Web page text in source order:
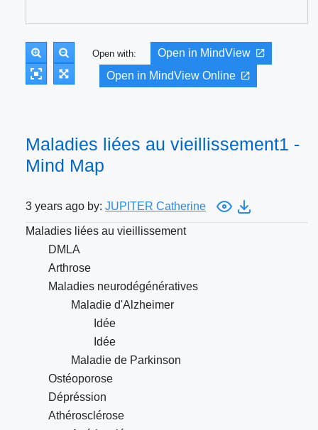
Open with:
Open in MindView
Open in MindView Online
Maladies liées au vieillissement1 -
Mind Map
3 years ago by: JUPITER Catherine
Maladies liées au vieillissement
DMLA
Arthrose
Maladies neurodégénératives
Maladie d'Alzheimer
Idée
Idée
Maladie de Parkinson
Ostéoporose
Dépréssion
Athérosclérose